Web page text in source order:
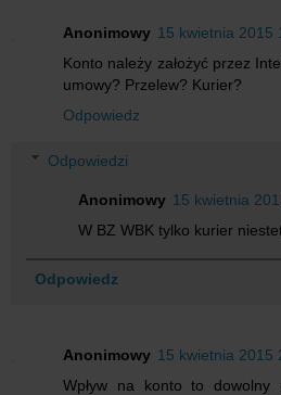
Anonimowy 15 kwietnia 2015
Konto należy założyć przez
umowy? Przelew? Kurier?
Odpowiedz
Odpowiedzi
Anonimowy 15 kwietnia
W BZ WBK tylko kurier
Odpowiedz
Anonimowy 15 kwietnia 2015
Wpływ na konto to